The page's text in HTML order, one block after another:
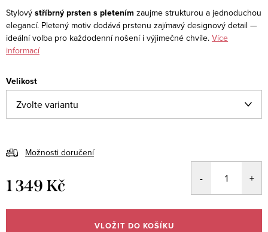
Stylový stříbrný prsten s pletením zaujme strukturou a jednoduchou
elegancí. Pletený motiv dodává prstenu zajímavý designový detail —
ideální volba pro každodenní nošení i výjimečné chvíle. Více
informací
Velikost
Možnosti doručení
1 349 Kč
cena:
VLOŽIT DO KOŠÍKU